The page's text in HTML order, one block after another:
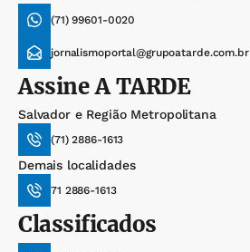
(71) 99601-0020
jornalismoportal@grupoatarde.com.br
AssineA TARDE
Salvador e Região Metropolitana
(71) 2886-1613
Demais localidades
71 2886-1613
Classificados